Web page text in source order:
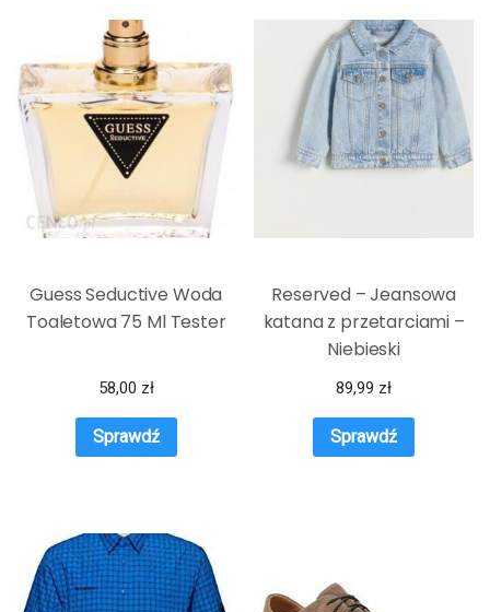
Guess Seductive Woda
Toaletowa 75 Ml Tester
58,00 zł
Sprawdź
Reserved – Jeansowa
katana z przetarciami –
Niebieski
89,99 zł
Sprawdź